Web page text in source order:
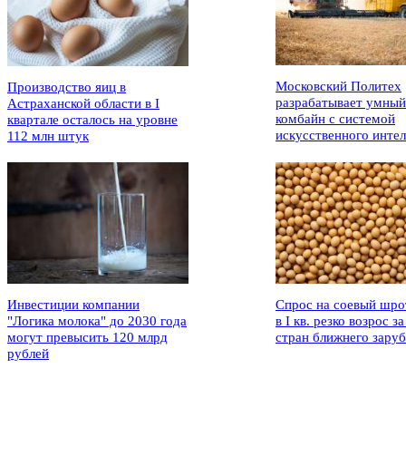
Производство яиц в
Астраханской области в I
квартале осталось на уровне
112 млн штук
Московский Политех
разрабатывает умный
комбайн с системой
искусственного
Инвестиции компании
"Логика молока" до 2030 года
могут превысить 120 млрд
рублей
Спрос на соевый
в I кв. резко возрос
стран ближнего